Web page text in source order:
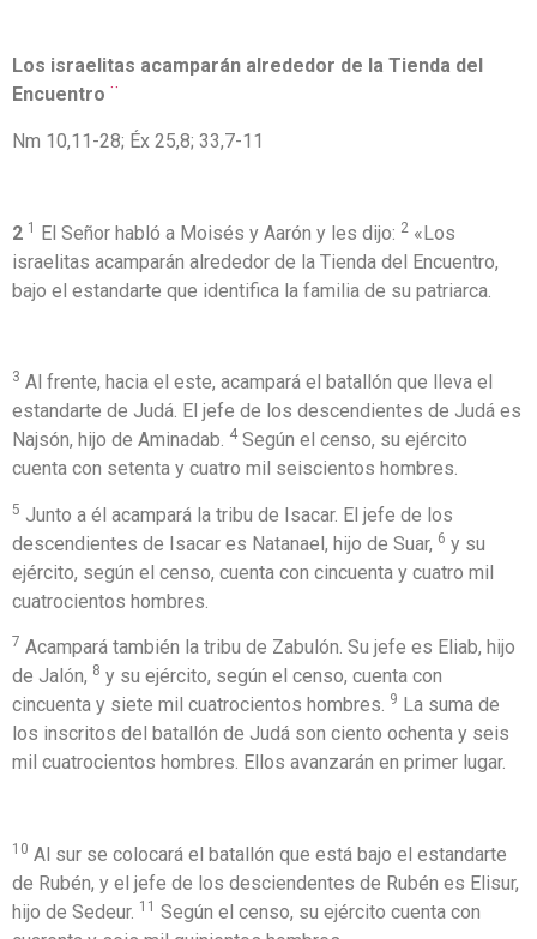
Los israelitas acamparán alrededor de la Tienda del
Encuentro ¨
Nm 10,11-28; Éx 25,8; 33,7-11
2 1 El Señor habló a Moisés y Aarón y les dijo: 2 «Los
israelitas acamparán alrededor de la Tienda del Encuentro,
bajo el estandarte que identifica la familia de su patriarca.
3 Al frente, hacia el este, acampará el batallón que lleva el
estandarte de Judá. El jefe de los descendientes de Judá es
Najsón, hijo de Aminadab. 4 Según el censo, su ejército
cuenta con setenta y cuatro mil seiscientos hombres.
5 Junto a él acampará la tribu de Isacar. El jefe de los
descendientes de Isacar es Natanael, hijo de Suar, 6 y su
ejército, según el censo, cuenta con cincuenta y cuatro mil
cuatrocientos hombres.
7 Acampará también la tribu de Zabulón. Su jefe es Eliab, hijo
de Jalón, 8 y su ejército, según el censo, cuenta con
cincuenta y siete mil cuatrocientos hombres. 9 La suma de
los inscritos del batallón de Judá son ciento ochenta y seis
mil cuatrocientos hombres. Ellos avanzarán en primer lugar.
10 Al sur se colocará el batallón que está bajo el estandarte
de Rubén, y el jefe de los desciendentes de Rubén es Elisur,
hijo de Sedeur. 11 Según el censo, su ejército cuenta con